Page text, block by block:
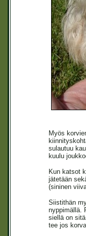
Myös
sulautuu
kuulu
Kun katsot
jätetään
(sininen
Siistithän
nyppimällä.
siellä on
tee jos